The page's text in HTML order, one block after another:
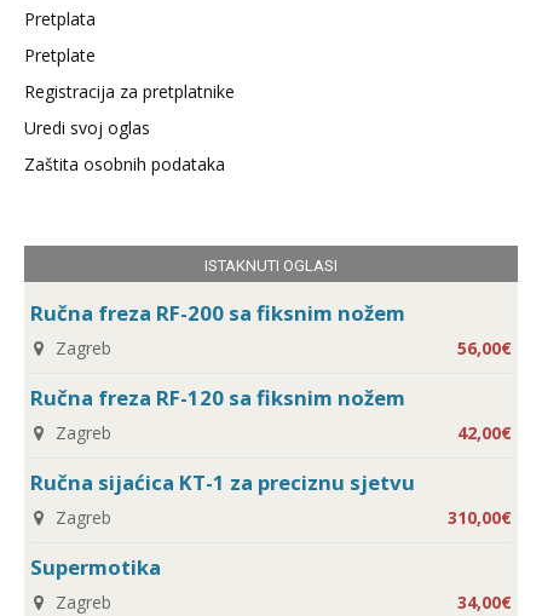
Pretplata
Pretplate
Registracija za pretplatnike
Uredi svoj oglas
Zaštita osobnih podataka
ISTAKNUTI OGLASI
Ručna freza RF-200 sa fiksnim nožem
Zagreb 56,00€
Ručna freza RF-120 sa fiksnim nožem
Zagreb 42,00€
Ručna sijaćica KT-1 za preciznu sjetvu
Zagreb 310,00€
Supermotika
Zagreb 34,00€